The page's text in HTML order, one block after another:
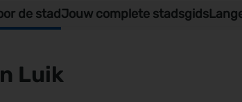
de stadJouw complete stadsgids
Luik